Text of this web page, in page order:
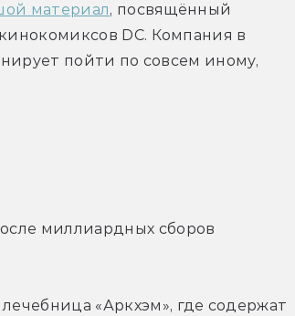
материал, посвящённый
DC. Компания в
пойти по совсем иному,
миллиардных сборов
«Аркхэм», где содержат